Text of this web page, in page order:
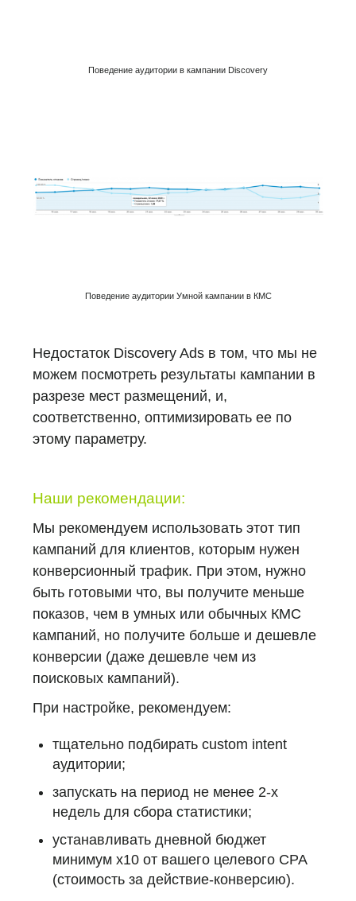
Поведение аудитории в кампании Discovery
Поведение аудитории Умной кампании в КМС
Недостаток Discovery Ads в том, что мы не
можем посмотреть результаты кампании в
разрезе мест размещений, и,
соответственно, оптимизировать ее по
этому параметру.
Наши рекомендации:
Мы рекомендуем использовать этот тип
кампаний для клиентов, которым нужен
конверсионный трафик. При этом, нужно
быть готовыми что, вы получите меньше
показов, чем в умных или обычных КМС
кампаний, но получите больше и дешевле
конверсии (даже дешевле чем из
поисковых кампаний).
При настройке, рекомендуем:
тщательно подбирать custom intent
аудитории;
запускать на период не менее 2-х
недель для сбора статистики;
устанавливать дневной бюджет
минимум х10 от вашего целевого СРА
(стоимость за действие-конверсию).